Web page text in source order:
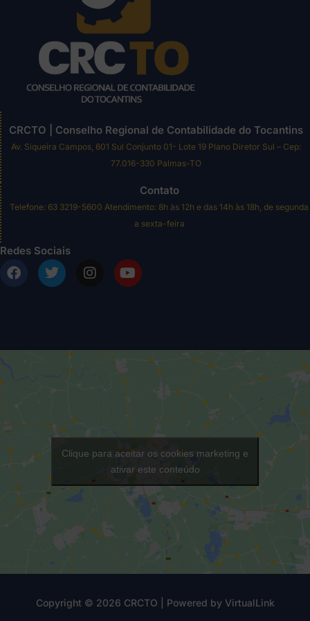
CRCTO | Conselho Regional de Contabilidade do Tocantins
Av. Siqueira Campos, 601 Sul Conjunto 01- Lote 19 Plano Diretor Sul – Cep:
77.016-330 Palmas-TO
Contato
Telefone: 63 3219-5600 Atendimento: 8h às 12h e das 14h às 18h, de segunda
a sexta-feira
Redes Sociais
Clique para aceitar os cookies marketing e
ativar este conteúdo
Copyright © 2026 CRCTO | Powered by VirtualLink